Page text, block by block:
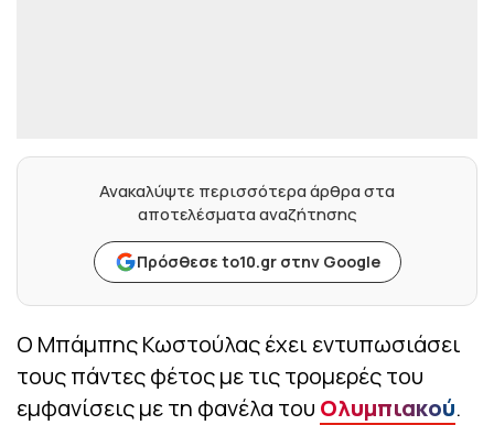
Ανακαλύψτε περισσότερα άρθρα στα
αποτελέσματα αναζήτησης
Πρόσθεσε to10.gr στην Google
Ο Μπάμπης Κωστούλας έχει εντυπωσιάσει
τους πάντες φέτος με τις τρομερές του
εμφανίσεις με τη φανέλα του Ολυμπιακού.